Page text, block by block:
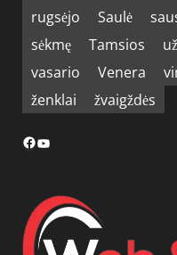
rugsėjo
Saulė
sėkmę
Tamsios
vasario
Venera
ženklai
žvaigždės
Facebook
YouTube